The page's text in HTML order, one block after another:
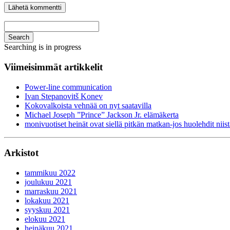
Search
Searching is in progress
Viimeisimmät artikkelit
Power-line communication
Ivan Stepanovitš Konev
Kokovalkoista vehnää on nyt saatavilla
Michael Joseph ”Prince” Jackson Jr. elämäkerta
monivuotiset heinät ovat siellä pitkän matkan-jos huolehdit
Arkistot
tammikuu 2022
joulukuu 2021
marraskuu 2021
lokakuu 2021
syyskuu 2021
elokuu 2021